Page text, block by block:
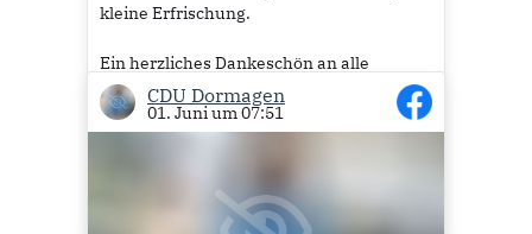
kleine Erfrischung.
Ein herzliches Dankeschön an alle
Schützen für euren Einsatz und eure
gelebte Tradition. Wir wünschen euch
weiterhin ein schönes, sicheres und
9
CDU Dormagen
01. Juni um 07:51